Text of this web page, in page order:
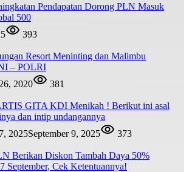
Pendapatan Dorong PLN Masuk
500
393
Resort Meninting dan Malimbu
– POLRI
2020
381
GITA KDI Menikah ! Berikut ini asal
dan intip undangannya
2025September 9, 2025
373
Berikan Diskon Tambah Daya 50%
September, Cek Ketentuannya!